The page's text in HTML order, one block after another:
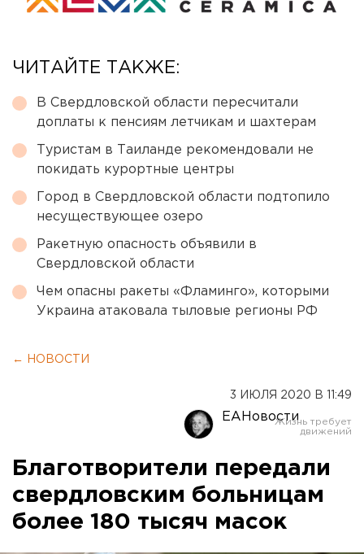
ЧИТАЙТЕ ТАКЖЕ:
В Свердловской области пересчитали
доплаты к пенсиям летчикам и шахтерам
Туристам в Таиланде рекомендовали не
покидать курортные центры
Город в Свердловской области подтопило
несуществующее озеро
Ракетную опасность объявили в
Свердловской области
Чем опасны ракеты «Фламинго», которыми
Украина атаковала тыловые регионы РФ
← НОВОСТИ
3 ИЮЛЯ 2020 В 11:49
ЕАНовости
Благотворители передали
свердловским больницам
более 180 тысяч масок